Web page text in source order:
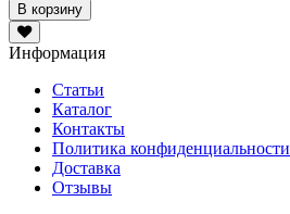
В корзину
Информация
Статьи
Каталог
Контакты
Политика конфиденциальности
Доставка
Отзывы